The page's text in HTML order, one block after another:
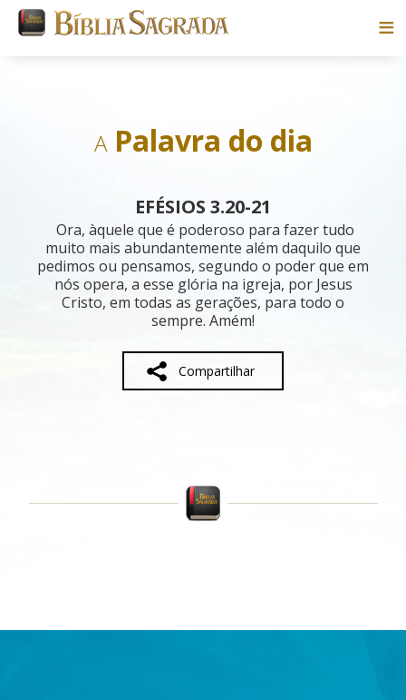
Blog
Parceiros
Sobre
APalavra do dia
EFÉSIOS 3.20-21
Ora, àquele que é poderoso para fazer tudo
muito mais abundantemente além daquilo que
pedimos ou pensamos, segundo o poder que em
nós opera, a esse glória na igreja, por Jesus
Cristo, em todas as gerações, para todo o
sempre. Amém!
Compartilhar